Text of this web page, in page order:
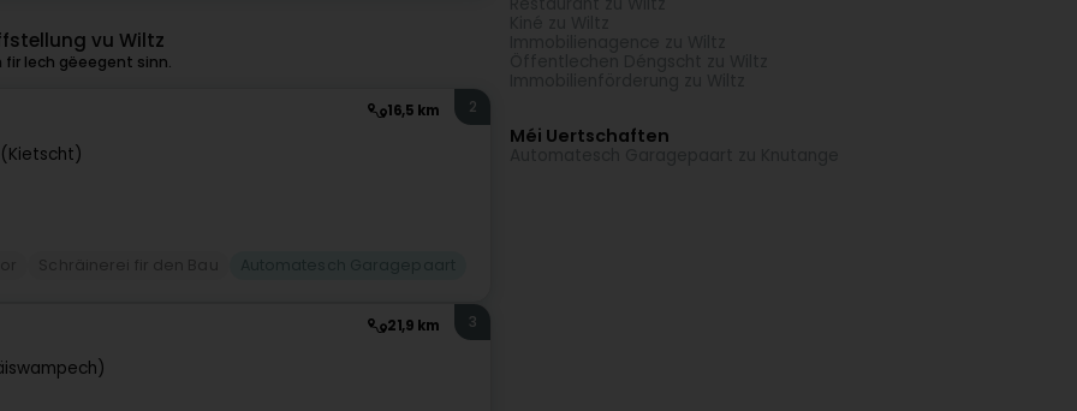
vu Wiltz
fir Iech gëeegent sinn.
16,5 km 2
21,9 km 3
Méi Uertschaften